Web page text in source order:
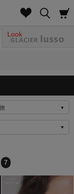
Look
7